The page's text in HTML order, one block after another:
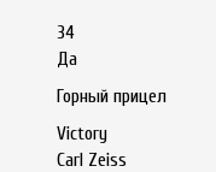
34
Да
Горный прицел
Victory
Carl Zeiss